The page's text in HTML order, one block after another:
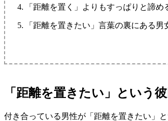
「距離を置く」よりもすっぱりと諦め
「距離を置きたい」言葉の裏にある男
「距離を置きたい」という
付き合っている男性が「距離を置きたい」